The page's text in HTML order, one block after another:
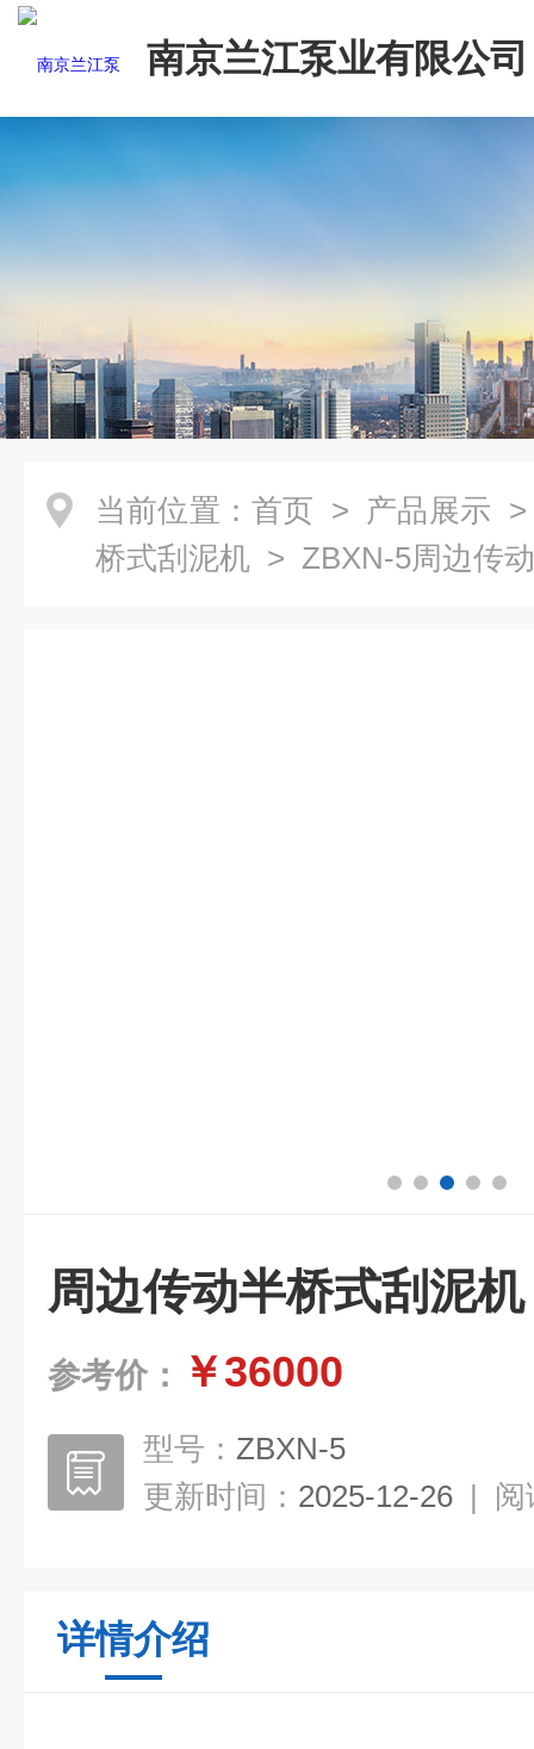
南京兰江泵业有限公司
当前位置： 首页 > 产品展示
桥式刮泥机 > ZBXN-5周边传
周边传动半桥式刮泥机
参考价： ￥36000
型号： ZBXN-5
更新时间： 2025-12-26 | 阅
详情介绍